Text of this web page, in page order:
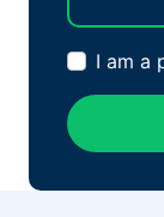
I am a